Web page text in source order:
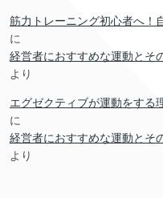
筋力トレーニング初心者へ！
に
経営者におすすめな運動とそ
より
エグゼクティブが運動をする
に
経営者におすすめな運動とそ
より